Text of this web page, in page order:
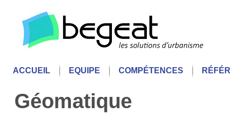
ACCUEIL EQUIPE COMPÉTENCES
Géomatique